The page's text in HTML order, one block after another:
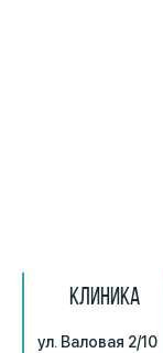
КЛИНИКА
ул. Валовая 2/10